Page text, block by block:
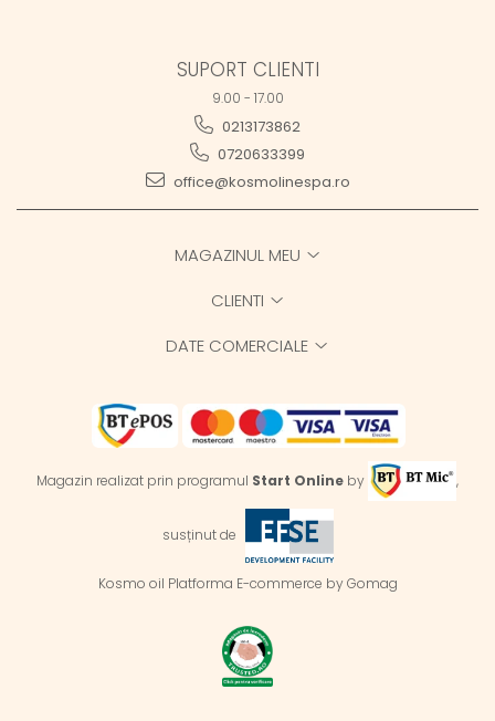
SUPORT CLIENTI
9.00 - 17.00
0213173862
0720633399
office@kosmolinespa.ro
MAGAZINUL MEU
CLIENTI
DATE COMERCIALE
Magazin realizat prin programul Start Online by ,
susținut de
Kosmo oil Platforma E-commerce by Gomag